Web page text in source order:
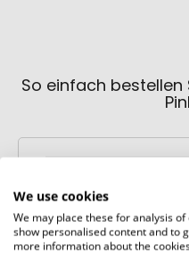
So einfach bestellen
Schritt 1:
We use cookies
We may place these for analysis
show personalised content and to
more information about the